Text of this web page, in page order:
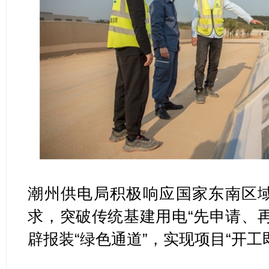
潮州供电局积极响应国家东南区
求，突破传统基建用电“先申请、
辟报装“绿色通道”，实现项目“开工